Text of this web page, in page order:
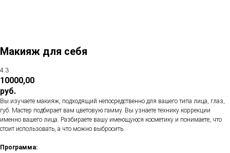
Макияж для себя
4.3
10000,00
руб.
Вы изучаете макияж, подходящий непосредственно для вашего типа лица, глаз,
губ. Мастер подбирает вам цветовую гамму. Вы узнаете технику коррекции
именно вашего лица. Разбираете вашу имеющуюся косметику и понимаете, что
стоит использовать, а что можно выбросить.
Программа: